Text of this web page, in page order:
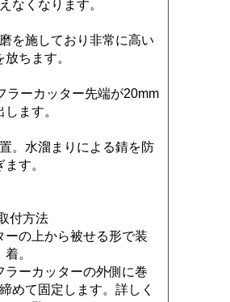
なくなります。
を施しており非常に高い
放ちます。
ラーカッター先端が20mm
します。
。水溜まりによる錆を防
ます。
付方法
ーの上から被せる形で装
着。
ラーカッターの外側に巻
めて固定します。詳しく